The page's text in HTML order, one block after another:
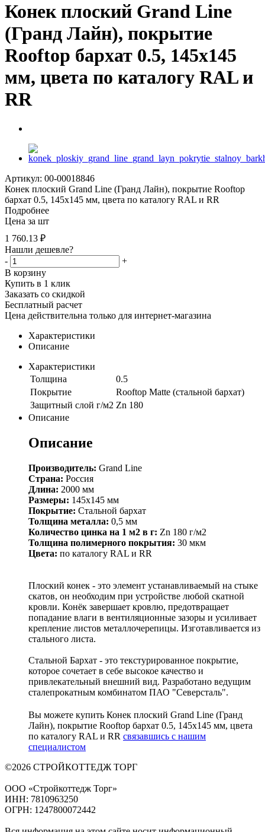
Конек плоский Grand Line
(Гранд Лайн), покрытие
Rooftop бархат 0.5, 145х145
мм, цвета по каталогу RAL и
RR
Артикул: 00-00018846
Конек плоский Grand Line (Гранд Лайн), покрытие Rooftop
бархат 0.5, 145х145 мм, цвета по каталогу RAL и RR
Подробнее
Цена за шт
1 760.13 ₽
Нашли дешевле?
-
+
В корзину
Купить в 1 клик
Заказать со скидкой
Бесплатный расчет
Цена действительна только для интернет-магазина
Характеристики
Описание
Характеристики
Толщина
0.5
Покрытие
Rooftop Matte (стальной бархат)
Защитный слой г/м2 Zn 180
Описание
Описание
Производитель: Grand Line
Страна: Россия
Длина: 2000 мм
Размеры: 145х145 мм
Покрытие: Стальной бархат
Толщина металла: 0,5 мм
Количество цинка на 1 м2 в г: Zn 180 г/м2
Толщина полимерного покрытия: 30 мкм
Цвета: по каталогу RAL и RR
Плоский конек - это элемент устанавливаемый на стыке
скатов, он необходим при устройстве любой скатной
кровли. Конёк завершает кровлю, предотвращает
попадание влаги в вентиляционные зазоры и усиливает
крепление листов металлочерепицы. Изготавливается из
стального листа.
Стальной Бархат - это текстурированное покрытие,
которое сочетает в себе высокое качество и
привлекательный внешний вид. Разработано ведущим
сталепрокатным комбинатом ПАО "Северсталь".
Вы можете купить Конек плоский Grand Line (Гранд
Лайн), покрытие Rooftop бархат 0.5, 145х145 мм, цвета
по каталогу RAL и RR связавшись с нашим
специалистом
©2026 СТРОЙКОТТЕДЖ ТОРГ
ООО «Стройкоттедж Торг»
ИНН: 7810963250
ОГРН: 1247800072442